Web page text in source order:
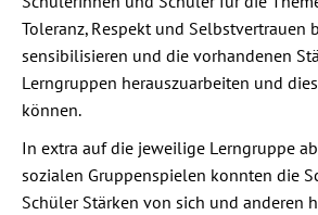
Toleranz, Respekt und Selbstvertrauen
sensibilisieren und die vorhandenen
Lerngruppen herauszuarbeiten und
können.
In extra auf die jeweilige Lerngruppe
sozialen Gruppenspielen konnten die
Schüler Stärken von sich und anderen